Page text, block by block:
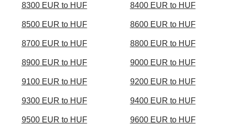
8300 EUR to HUF 8400 EUR to HUF
8500 EUR to HUF 8600 EUR to HUF
8700 EUR to HUF 8800 EUR to HUF
8900 EUR to HUF 9000 EUR to HUF
9100 EUR to HUF 9200 EUR to HUF
9300 EUR to HUF 9400 EUR to HUF
9500 EUR to HUF 9600 EUR to HUF